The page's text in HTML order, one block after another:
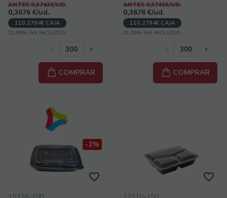
ANTES 0,3743€/UD.
0,3676 €/ud.
110,2794€ CAJA
21.00% IVA INCLUIDO
- +
COMPRAR
ANTES 0,3743€/UD.
0,3676 €/ud.
110,2794€ CAJA
21.00% IVA INCLUIDO
- +
COMPRAR
-1%